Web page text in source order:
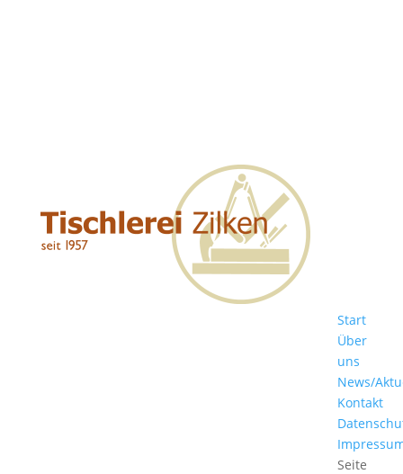
Start
Über
uns
News/
Kontakt
Seite